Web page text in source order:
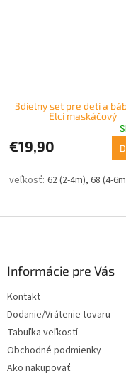
3dielny set pre deti a
Elci maskáčový
€19,90
62 (2-4m) 68 (4-
Informácie pre Vás
Kontakt
Dodanie/Vrátenie tovaru
Tabuľka veľkostí
Obchodné podmienky
Ako nakupovať